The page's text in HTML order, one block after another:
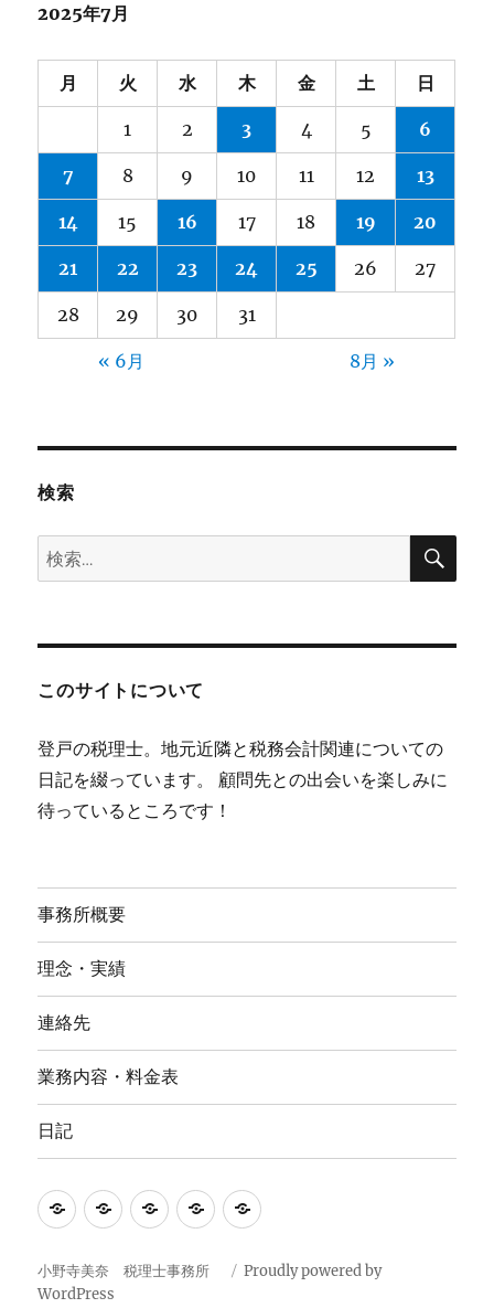
2025年7月
月 火 水 木 金 土 日
1 2 3 4 5 6
7 8 9 10 11 12 13
14 15 16 17 18 19 20
21 22 23 24 25 26 27
28 29 30 31
« 6月 8月 »
検索
検
索:
検
このサイトについて
登戸の税理士。地元近隣と税務会計関連についての
日記を綴っています。 顧問先との出会いを楽しみに
待っているところです！
事務所概要
理念・実績
連絡先
業務内容・料金表
日記
事
所
概
理
念・
実
連
先
業
日
小野寺美奈 税理士事務所
Proudly powered by
WordPress